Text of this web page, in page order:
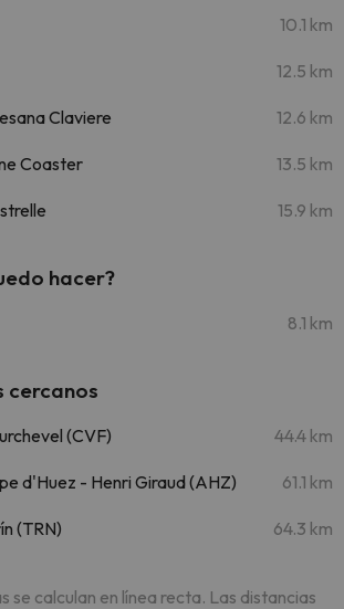
10.1 km
12.5 km
Claviere 12.6 km
Coaster 13.5 km
15.9 km
hacer?
8.1 km
cercanos
(CVF) 44.4 km
d'Huez - Henri Giraud (AHZ) 61.1 km
(TRN) 64.3 km
se calculan en línea recta. Las distancias